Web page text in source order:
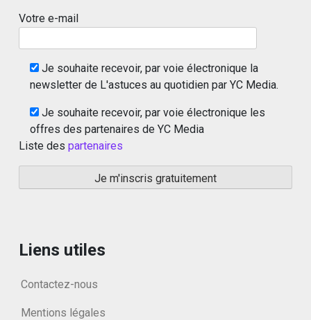
Votre e-mail
Je souhaite recevoir, par voie électronique la
newsletter de L'astuces au quotidien par YC Media.
Je souhaite recevoir, par voie électronique les
offres des partenaires de YC Media
Liste des partenaires
Liens utiles
Contactez-nous
Mentions légales